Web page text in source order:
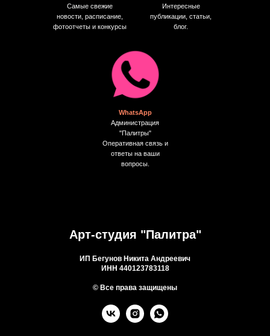
Самые свежие
новости, расписание,
фотоотчеты и конкурсы
Интересные
публикации, статьи,
блог.
WhatsApp
Администрация
"Палитры"
Оперативная связь и
ответы на ваши
вопросы.
Арт-студия "Палитра"
ИП Бегунов Никита Андреевич
ИНН 440123783118
© Все права защищены